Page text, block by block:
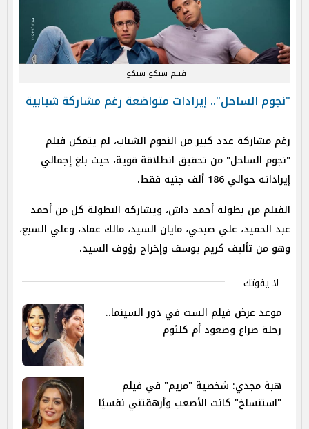
فيلم سيكو سيكو
"نجوم الساحل".. إيرادات متواضعة رغم مشاركة شبابية
رغم مشاركة عدد كبير من النجوم الشباب، لم يتمكن فيلم
"نجوم الساحل" من تحقيق انطلاقة قوية، حيث بلغ إجمالي
إيراداته حوالي 186 ألف جنيه فقط.
الفيلم من بطولة أحمد داش، ويشاركه البطولة كل من أحمد
عبد الحميد، علي صبحي، مايان السيد، مالك عماد، وعلي السبع،
وهو من تأليف كريم يوسف وإخراج رؤوف السيد.
لا يفوتك
موعد عرض فيلم الست في دور السينما..
رحلة صراع وصعود أم كلثوم
هبة مجدي: شخصية "مريم" في فيلم
"استنساخ" كانت الأصعب وأرهقتني نفسيًا